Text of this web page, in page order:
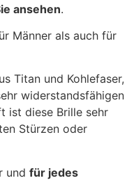
ansehen.
Männer als auch für
Titan und Kohlefaser,
widerstandsfähigen
ist diese Brille sehr
Stürzen oder
und für jedes